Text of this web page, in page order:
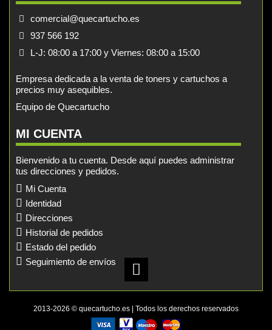
comercial@quecartucho.es
937 566 192
L-J: 08:00 a 17:00 y Viernes: 08:00 a 15:00
Empresa dedicada a la venta de toners y cartuchos a
precios muy asequibles.
Equipo de Quecartucho
MI CUENTA
Bienvenido a tu cuenta. Desde aquí puedes administrar
tus direcciones y pedidos.
Mi Cuenta
Identidad
Direcciones
Historial de pedidos
Estado del pedido
Seguimiento de envíos
2013-2026 © quecartucho.es | Todos los derechos reservados